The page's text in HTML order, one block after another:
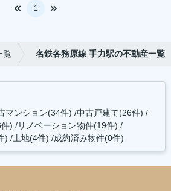
1
覧 名鉄各務原線 手力駅の不動産一覧
マンション(34件) 中古戸建て(26件)
) リノベーション物件(19件)
) 土地(4件) 成約済み物件(0件)